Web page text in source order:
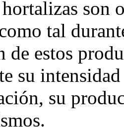
son
tal
de estos
su
su